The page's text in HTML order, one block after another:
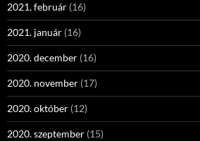
2021. február (16)
2021. január (16)
2020. december (16)
2020. november (17)
2020. október (12)
2020. szeptember (15)